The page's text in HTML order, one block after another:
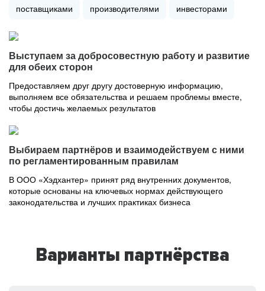
поставщиками производителями инвесторами
Выступаем за добросовестную работу и развитие
для обеих сторон
Предоставляем друг другу достоверную информацию,
выполняем все обязательства и решаем проблемы вместе,
чтобы достичь желаемых результатов
Выбираем партнёров и взаимодействуем с ними
по регламентированным правилам
В ООО «Хэдхантер» принят ряд внутренних документов,
которые основаны на ключевых нормах действующего
законодательства и лучших практиках бизнеса
Варианты партнёрства